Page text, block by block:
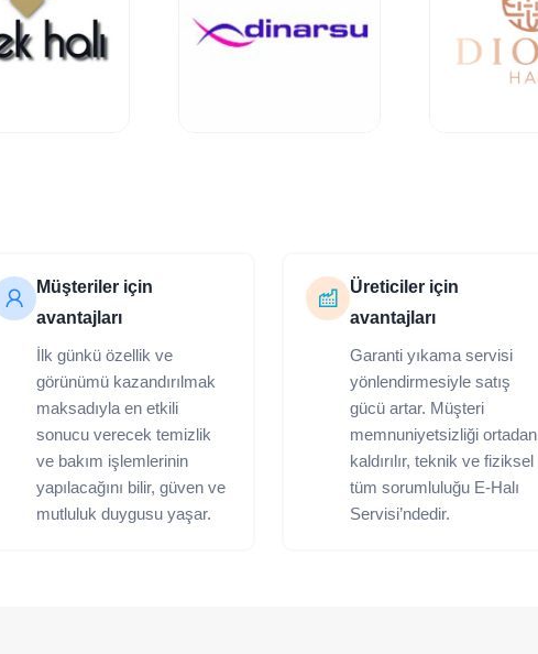
Müşteriler için
avantajları
İlk günkü özellik ve
görünümü kazandırılmak
maksadıyla en etkili
sonucu verecek temizlik
ve bakım işlemlerinin
yapılacağını bilir, güven ve
mutluluk duygusu yaşar.
Üreticiler için
avantajları
Garanti yıkama servisi
yönlendirmesiyle satış
gücü artar. Müşteri
memnuniyetsizliği ortadan
kaldırılır, teknik ve fiziksel
tüm sorumluluğu E-Halı
Servisi’ndedir.